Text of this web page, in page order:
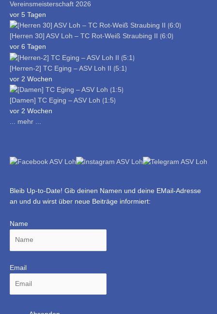
Vereinsmeisterschaft 2026
vor 5 Tagen
[Herren 30] ASV Loh – TC Rot-Weiß Straubing II ⟮6:0⟯
vor 6 Tagen
[Herren-2] TC Eging – ASV Loh II ⟮5:1⟯
vor 2 Wochen
[Damen] TC Eging – ASV Loh ⟮1:5⟯
vor 2 Wochen
... mehr ...
Bleib Up-to-Date! Gib deinen Namen und deine EMail-Adresse
an und du wirst über neue Beiträge informiert:
Name
Email